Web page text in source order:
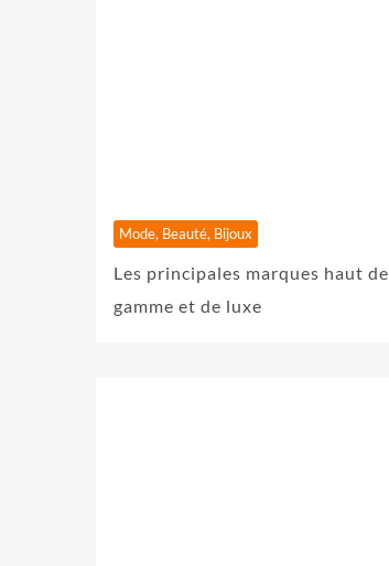
Mode, Beauté, Bijoux
Les principales marques haut de
gamme et de luxe